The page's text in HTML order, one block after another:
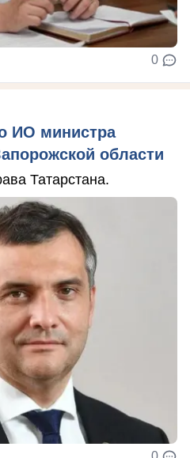
0
ИО министра
области
Татарстана.